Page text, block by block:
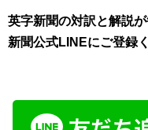
英字新聞の対訳と解説
新聞公式LINEにご登録